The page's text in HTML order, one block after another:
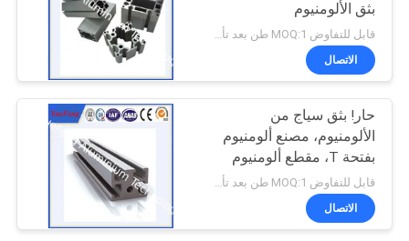
بثق الألومنيوم
الاتصال
حار! بثق سياج من
الألومنيوم، مصنع ألومنيوم
بفتحة T، مقطع ألومنيوم
صناعي
الاتصال